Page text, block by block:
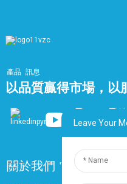
產品 訊息
以品質贏得市場，以
關於我們 常問問題
Leave Your